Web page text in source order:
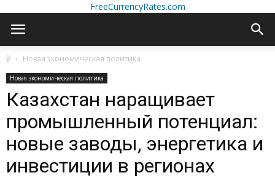
FreeCurrencyRates.com
үй Новая экономическая политика
Новая экономическая политика
Казахстан наращивает
промышленный потенциал:
новые заводы, энергетика и
инвестиции в регионах